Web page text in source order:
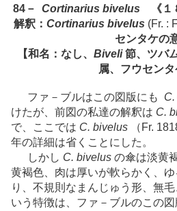
84－ Cortinarius bivelus 《１
解釈： Cortinarius bivelus (Fr. :
センタケの
【和名：なし、 Biveli節、ツバ
属、フウセンタ
ファ－ブルはこの図版にも
けたが、前図の私達の解釈は C.
で、ここでは C. bivelus
（Fr.
年の詳細は省くことにした。
しかし C. bivelus の傘は淡黄
黄褐色、肉は厚いが軟らかく、
り、不規則なまんじゅう形、無
いう特徴は、ファ－ブルのこの図